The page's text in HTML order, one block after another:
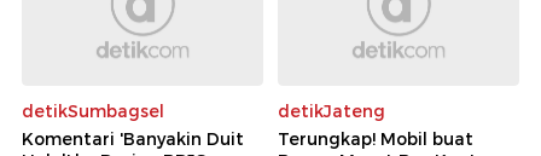
detikSumbagsel
Komentari 'Banyakin Duit
detikJateng
Terungkap! Mobil buat